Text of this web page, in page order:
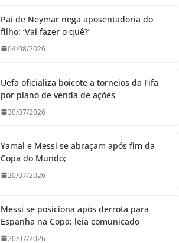
Pai de Neymar nega aposentadoria do
filho: ‘Vai fazer o quê?’
04/08/2026
Uefa oficializa boicote a torneios da Fifa
por plano de venda de ações
30/07/2026
Yamal e Messi se abraçam após fim da
Copa do Mundo;
20/07/2026
Messi se posiciona após derrota para
Espanha na Copa; leia comunicado
20/07/2026